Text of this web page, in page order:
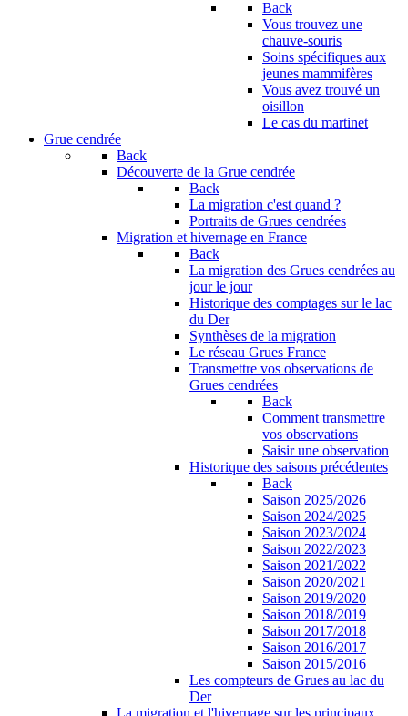
Back
Vous trouvez une
chauve-souris
Soins spécifiques aux
jeunes mammifères
Vous avez trouvé un
oisillon
Le cas du martinet
Grue cendrée
Back
Découverte de la Grue cendrée
Back
La migration c'est quand ?
Portraits de Grues cendrées
Migration et hivernage en France
Back
La migration des Grues cendrées au
jour le jour
Historique des comptages sur le lac
du Der
Synthèses de la migration
Le réseau Grues France
Transmettre vos observations de
Grues cendrées
Back
Comment transmettre
vos observations
Saisir une observation
Historique des saisons précédentes
Back
Saison 2025/2026
Saison 2024/2025
Saison 2023/2024
Saison 2022/2023
Saison 2021/2022
Saison 2020/2021
Saison 2019/2020
Saison 2018/2019
Saison 2017/2018
Saison 2016/2017
Saison 2015/2016
Les compteurs de Grues au lac du
Der
La migration et l'hivernage sur les principaux